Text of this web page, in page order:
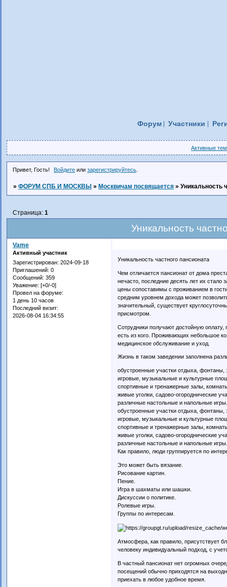
Форум Участники
Активные
Привет, Гость! Войдите илизарегистрируйтесь
» ФОРУМ СПБ И МОСКВЫ » Москвичам посвящается » Уникальность
Уникальность
Страница: 1
Vame
Активный участник
Зарегистрирован: 2024-09-18
Приглашений: 0
Сообщений: 359
Уважение: [+0/-0]
Провел на форуме:
1 день 10 часов
Последний визит:
2026-08-04 16:34:55
Уникальность частного пансионата
Чем отличается пансионат от дома
нечасто, последние десять лет их
цены сопоставимы с проживанием в
средним уровнем дохода может
значительный, существует
присмотром.
Сотрудники получают достойную
есть из кого. Проживающих небольшое
медицинское обслуживание и уход.
Жизнь в таком заведении заполнена
обустроенные участки отдыха,
игровые, музыкальные и культурные
спортивные и тренажерные залы,
живые уголки, садово-огороднические
различные настольные и напольные игры.
обустроенные участки отдыха,
игровые, музыкальные и культурные
спортивные и тренажерные залы,
живые уголки, садово-огороднические
различные настольные и напольные игры.
Как правило, люди группируется по
Это может быть вязание.
Рисование картин.
Пение.
Игра в шахматы или шашки.
Дискуссии о политике.
Ролевые игры.
Группы по интересам.
Атмосфера, как правило, присутствует
человеку индивидуальный подход, с
В частный пансионат нет огромных
посещений обычно приходятся на
приехать в любое удобное время.